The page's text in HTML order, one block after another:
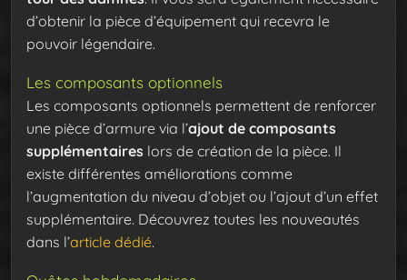
d’obtenir la pièce d’équipement qui recevra le
pouvoir légendaire.
Les composants optionnels
Les composants optionnels permettent de renforcer
une pièce d’armure via l’ajout de composants
supplémentaires lors de création de la pièce. Il
existe différentes améliorations comme
l’augmentation du niveau d’objet ou l’ajout d’un effet
supplémentaire. Découvrez toutes les nouveautés
dans l’article dédié.